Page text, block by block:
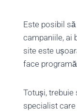
Este posibil
campaniile, ai
site este
face
Totuși, trebuie
specialist